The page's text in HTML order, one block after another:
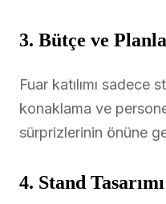
3. Bütçe ve
Fuar katılımı sadece
konaklama ve
sürprizlerinin önüne
4. Stand